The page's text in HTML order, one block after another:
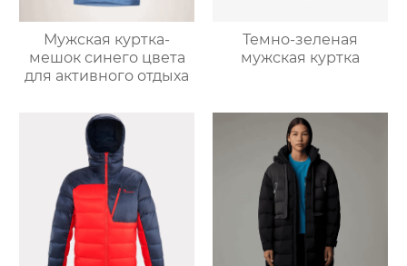
Мужская куртка-
мешок синего цвета
для активного отдыха
Темно-зеленая
мужская куртка